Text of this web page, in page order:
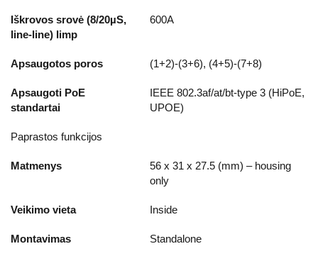
Iškrovos srovė (8/20µS,
line-line) Iimp
600A
Apsaugotos poros (1+2)-(3+6), (4+5)-(7+8)
Apsaugoti PoE
standartai
IEEE 802.3af/at/bt-type 3 (HiPoE,
UPOE)
Paprastos funkcijos
Matmenys
56 x 31 x 27.5 (mm) – housing
only
Veikimo vieta Inside
Montavimas Standalone